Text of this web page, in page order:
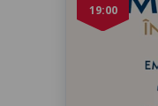
19:00